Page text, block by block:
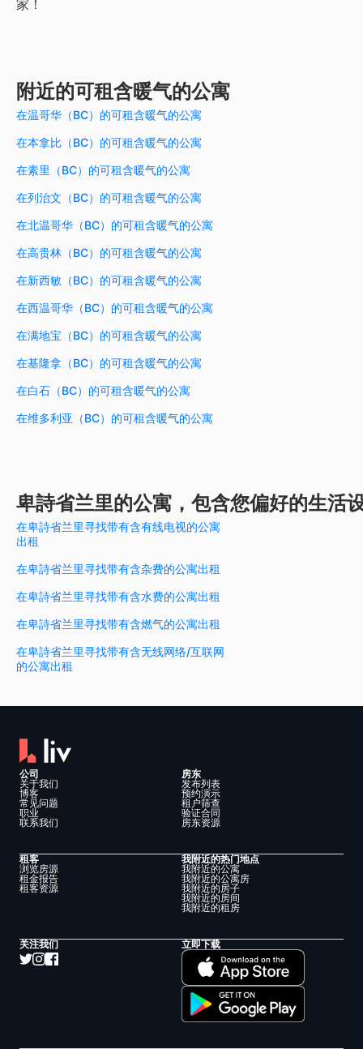
家！
附近的可租含暖气的公寓
在温哥华（BC）的可租含暖气的公寓
在本拿比（BC）的可租含暖气的公寓
在素里（BC）的可租含暖气的公寓
在列治文（BC）的可租含暖气的公寓
在北温哥华（BC）的可租含暖气的公寓
在高贵林（BC）的可租含暖气的公寓
在新西敏（BC）的可租含暖气的公寓
在西温哥华（BC）的可租含暖气的公寓
在满地宝（BC）的可租含暖气的公寓
在基隆拿（BC）的可租含暖气的公寓
在白石（BC）的可租含暖气的公寓
在维多利亚（BC）的可租含暖气的公寓
卑詩省兰里的公寓，包含您偏好的生活
在卑詩省兰里寻找带有含有线电视的公寓
出租
在卑詩省兰里寻找带有含杂费的公寓出租
在卑詩省兰里寻找带有含水费的公寓出租
在卑詩省兰里寻找带有含燃气的公寓出租
在卑詩省兰里寻找带有含无线网络/互联网
的公寓出租
公司
关于我们
博客
常见问题
职业
联系我们
房东
发布列表
预约演示
租户筛查
验证合同
房东资源
租客
浏览房源
租金报告
租客资源
我附近的热门地点
我附近的公寓
我附近的公寓房
我附近的房子
我附近的房间
我附近的租房
关注我们 立即下载